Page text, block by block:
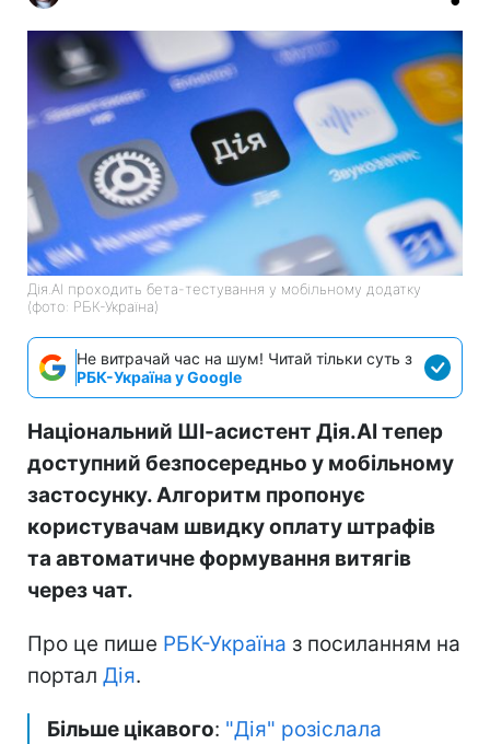
Дія.AI проходить бета-тестування у мобільному додатку
(фото: РБК-Україна)
Не витрачай час на шум! Читай тільки суть з
РБК-Україна у Google
Національний ШІ-асистент Дія.AI тепер
доступний безпосередньо у мобільному
застосунку. Алгоритм пропонує
користувачам швидку оплату штрафів
та автоматичне формування витягів
через чат.
Про це пише РБК-Україна з посиланням на
портал Дія.
Більше цікавого: "Дія" розіслала